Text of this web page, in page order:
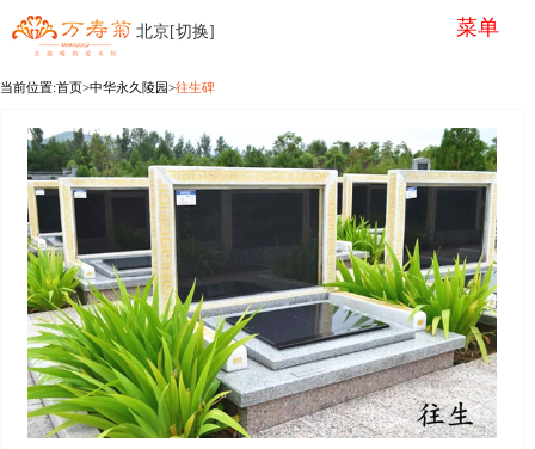
北京[切换] 菜单
当前位置:首页>中华永久陵园>往生碑